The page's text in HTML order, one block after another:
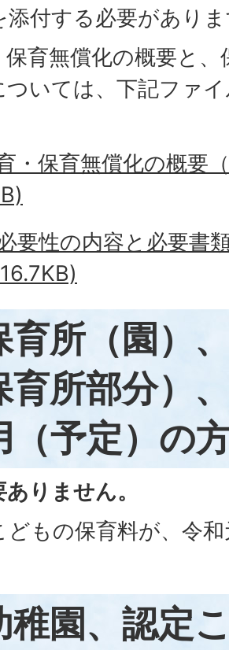
添付する必要があり
保育無償化の概要と
ついては、下記ファ
・保育無償化の概要
要性の内容と必要書
育所（園）
育所部分）
（予定）の
りません。
どもの保育料が、令
稚園、認定